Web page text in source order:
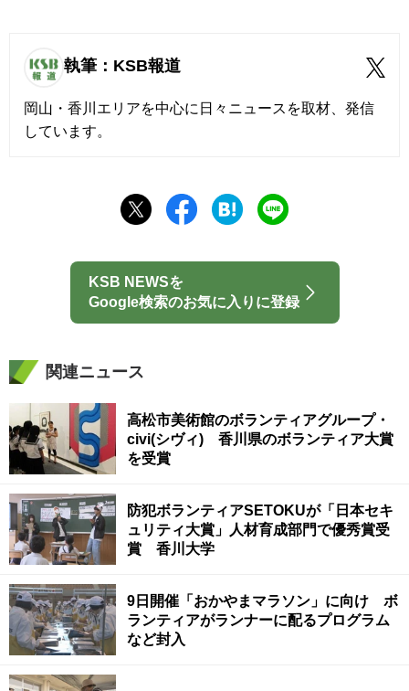
執筆：KSB報道
岡山・香川エリアを中心に日々ニュースを取材、発信
しています。
KSB NEWSを
Google検索のお気に入りに登録
関連ニュース
高松市美術館のボランティアグループ・
civi(シヴィ) 香川県のボランティア大賞
を受賞
防犯ボランティアSETOKUが「日本セキ
ュリティ大賞」人材育成部門で優秀賞受
賞 香川大学
9日開催「おかやまマラソン」に向け ボ
ランティアがランナーに配るプログラム
など封入